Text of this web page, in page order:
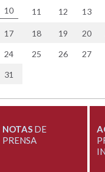
10 11 12 13
17 18 19 20
24 25 26 27
31
NOTASDE
PRENSA